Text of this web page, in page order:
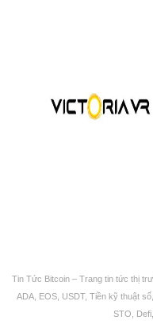
Tin Tức Bitcoin – Trang tin tức thị
ADA, EOS, USDT, Tiền kỹ thuật
STO,